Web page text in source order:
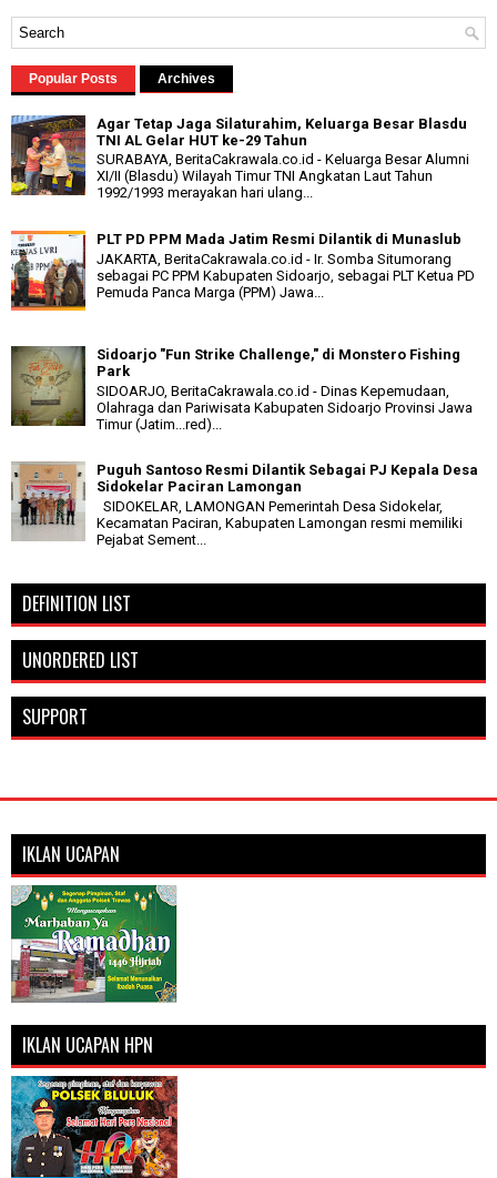
Popular Posts Archives
Agar Tetap Jaga Silaturahim, Keluarga Besar Blasdu
TNI AL Gelar HUT ke-29 Tahun
SURABAYA, BeritaCakrawala.co.id - Keluarga Besar Alumni
XI/II (Blasdu) Wilayah Timur TNI Angkatan Laut Tahun
1992/1993 merayakan hari ulang...
PLT PD PPM Mada Jatim Resmi Dilantik di Munaslub
JAKARTA, BeritaCakrawala.co.id - Ir. Somba Situmorang
sebagai PC PPM Kabupaten Sidoarjo, sebagai PLT Ketua PD
Pemuda Panca Marga (PPM) Jawa...
Sidoarjo "Fun Strike Challenge," di Monstero Fishing
Park
SIDOARJO, BeritaCakrawala.co.id - Dinas Kepemudaan,
Olahraga dan Pariwisata Kabupaten Sidoarjo Provinsi Jawa
Timur (Jatim...red)...
Puguh Santoso Resmi Dilantik Sebagai PJ Kepala Desa
Sidokelar Paciran Lamongan
SIDOKELAR, LAMONGAN Pemerintah Desa Sidokelar,
Kecamatan Paciran, Kabupaten Lamongan resmi memiliki
Pejabat Sement...
DEFINITION LIST
UNORDERED LIST
SUPPORT
IKLAN UCAPAN
IKLAN UCAPAN HPN